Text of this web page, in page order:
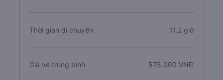
Thời gian di chuyển 11.2 giờ
Giá vé trung bình 575.000 VNĐ